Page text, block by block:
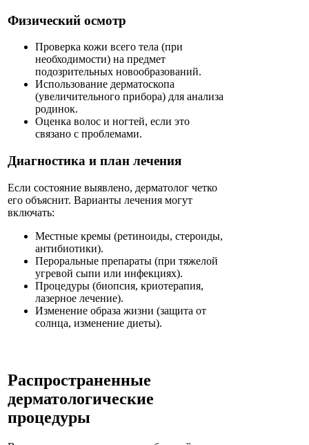
Физический осмотр
Проверка кожи всего тела (при
необходимости) на предмет
подозрительных новообразований.
Использование дерматоскопа
(увеличительного прибора) для анализа
родинок.
Оценка волос и ногтей, если это
связано с проблемами.
Диагностика и план лечения
Если состояние выявлено, дерматолог четко
его объяснит. Варианты лечения могут
включать:
Местные кремы (ретиноиды, стероиды,
антибиотики).
Пероральные препараты (при тяжелой
угревой сыпи или инфекциях).
Процедуры (биопсия, криотерапия,
лазерное лечение).
Изменение образа жизни (защита от
солнца, изменение диеты).
Распространенные
дерматологические
процедуры